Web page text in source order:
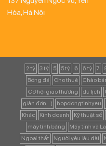
Hòa, Hà Nội
2 tỷ 3 tỷ 5 5 tỷ 6 6 tỷ 7
Bóng đá
Cho thuê Chào
Cơ hội giao thương
du lịch
giản đơn...)
hopdongtinhyeu
Khác
Kinh doanh Kỹ thuật số
máy tính bảng
Máy tính và
Ngoại thất
Người yêu lâu dài